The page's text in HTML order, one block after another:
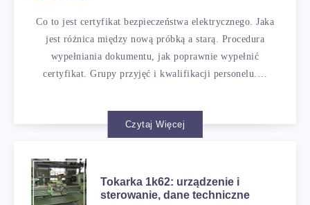
Co to jest certyfikat bezpieczeństwa elektrycznego. Jaka
jest różnica między nową próbką a starą. Procedura
wypełniania dokumentu, jak poprawnie wypełnić
certyfikat. Grupy przyjęć i kwalifikacji personelu.…
Czytaj Więcej
Tokarka 1k62: urządzenie i
sterowanie, dane techniczne